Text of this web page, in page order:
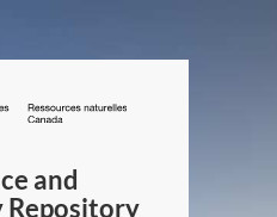
/
and
Repository